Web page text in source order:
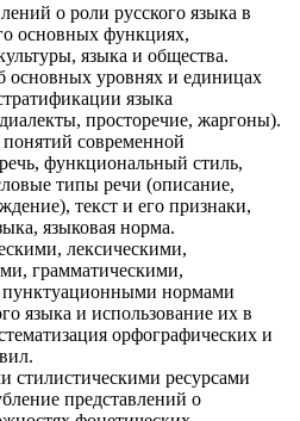
о роли русского языка в
основных функциях,
языка и общества.
основных уровнях и единицах
языка
просторечие, жаргоны).
современной
функциональный стиль,
типы речи (описание,
текст и его признаки,
языковая норма.
лексическими,
грамматическими,
нормами
языка и использование их в
орфографических и
стилистическими ресурсами
представлений о